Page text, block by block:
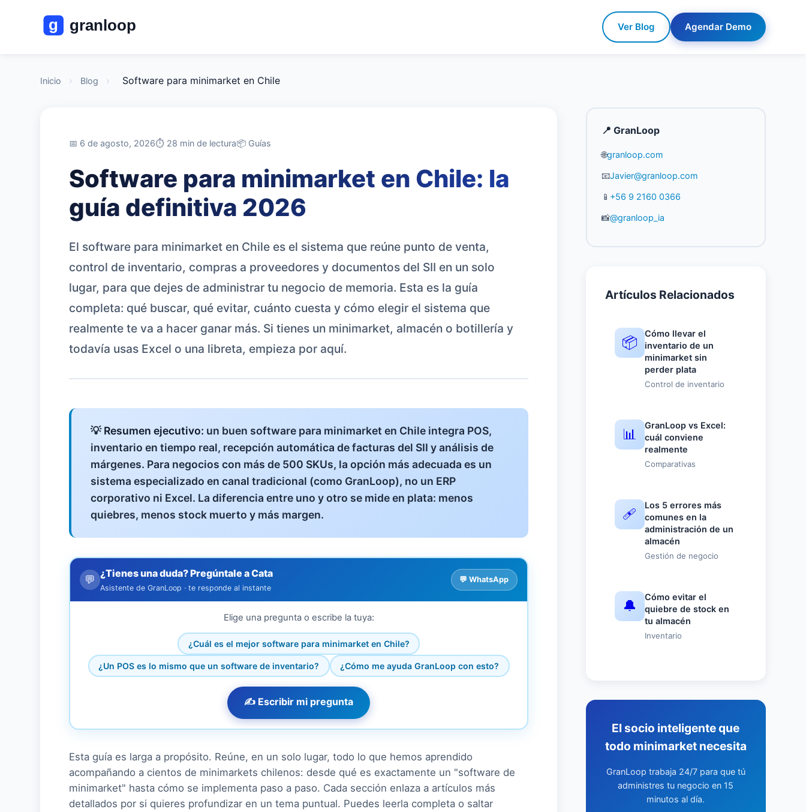
Ver Blog Agendar Demo
Inicio › Blog › Software para minimarket en Chile
📅 6 de agosto, 2026⏱️ 28 min de lectura📦 Guías
Software para minimarket en Chile: la
guía definitiva 2026
El software para minimarket en Chile es el sistema que reúne punto de venta,
control de inventario, compras a proveedores y documentos del SII en un solo
lugar, para que dejes de administrar tu negocio de memoria. Esta es la guía
completa: qué buscar, qué evitar, cuánto cuesta y cómo elegir el sistema que
realmente te va a hacer ganar más. Si tienes un minimarket, almacén o botillería y
todavía usas Excel o una libreta, empieza por aquí.
💡Resumen ejecutivo: un buen software para minimarket en Chile integra POS,
inventario en tiempo real, recepción automática de facturas del SII y análisis de
márgenes. Para negocios con más de 500 SKUs, la opción más adecuada es un
sistema especializado en canal tradicional (como GranLoop), no un ERP
corporativo ni Excel. La diferencia entre uno y otro se mide en plata: menos
quiebres, menos stock muerto y más margen.
💬 ¿Tienes una duda? Pregúntale a Cata
Asistente de GranLoop · te responde al instante
💬 WhatsApp
Elige una pregunta o escribe la tuya:
¿Cuál es el mejor software para minimarket en Chile?
¿Un POS es lo mismo que un software de inventario? ¿Cómo me ayuda GranLoop con esto?
✍️ Escribir mi pregunta
Esta guía es larga a propósito. Reúne, en un solo lugar, todo lo que hemos aprendido
acompañando a cientos de minimarkets chilenos: desde qué es exactamente un "software de
minimarket" hasta cómo se implementa paso a paso. Cada sección enlaza a artículos más
detallados por si quieres profundizar en un tema puntual. Puedes leerla completa o saltar
📍 GranLoop
🌐granloop.com
📧Javier@granloop.com
📱 +56 9 2160 0366
📸@granloop_ia
Artículos Relacionados
📦
Cómo llevar el
inventario de un
minimarket sin
perder plata
Control de inventario
📊
GranLoop vs Excel:
cuál conviene
realmente
Comparativas
🩹
Los 5 errores más
comunes en la
administración de un
almacén
Gestión de negocio
🔔
Cómo evitar el
quiebre de stock en
tu almacén
Inventario
El socio inteligente que
todo minimarket necesita
GranLoop trabaja 24/7 para que tú
administres tu negocio en 15
minutos al día.